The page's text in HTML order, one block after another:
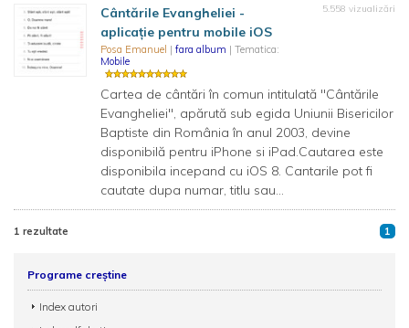
Cântările Evangheliei -
aplicație pentru mobile iOS
Posa Emanuel | fara album | Tematica:
Mobile
5.558 vizualizări
Cartea de cântări în comun intitulată "Cântările
Evangheliei", apărută sub egida Uniunii Bisericilor
Baptiste din România în anul 2003, devine
disponibilă pentru iPhone si iPad.Cautarea este
disponibila incepand cu iOS 8. Cantarile pot fi
cautate dupa numar, titlu sau...
1 rezultate 1
Programe creștine
Index autori